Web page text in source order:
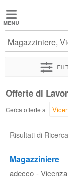
Jobbydoo
Offerte
Stipendi
Elenco
professioni
Magazziniere,
Offerte di
Cerca offerte a
Risultati di
Magazziniere
adecco - Vicenza